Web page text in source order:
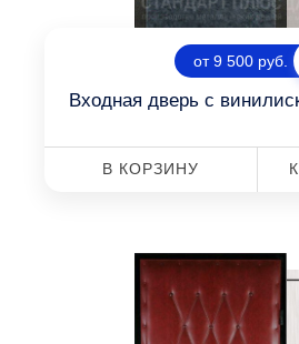
от 9 500 руб.
Входная дверь с
В КОРЗИНУ